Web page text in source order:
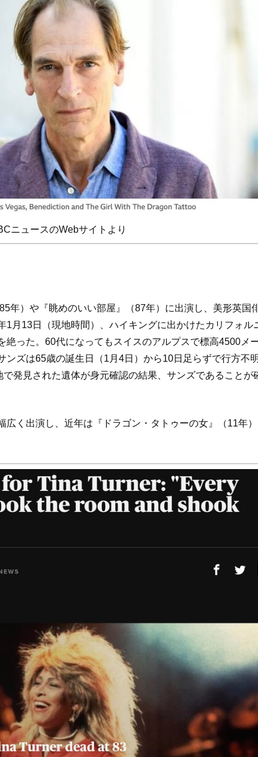
ニュースのWebサイトより
85年）や『眺めのいい部屋』（87年）に出演し、美形英国
1 月 13日（現地時間）、ハイキングに出かけたカリフォル
絶った。 60代になってもスイスのアルプスで標高4500 メ
ンズは65歳の誕生日（1 月 4日）から10日足らずで行方不
で発見された遺体が身元確認の結果、サンズであることが
広く出演し、近年は『ドラゴン・タトゥーの女』（11年